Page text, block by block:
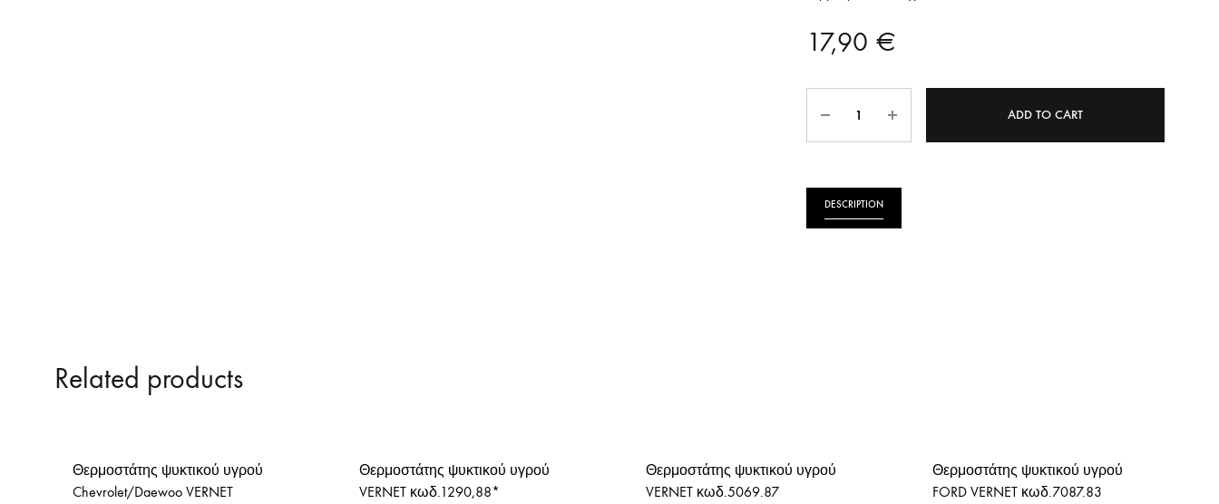
ΘΕΡΜΟΣΤΑΤΕΣ ME KABOYKI
17,90 €
ADD TO CART
DESCRIPTION
Related products
Θερμοστάτης ψυκτικού υγρού
Chevrolet/Daewoo VERNET
Θερμοστάτης ψυκτικού υγρού
VERNET κωδ.1290,88*
Θερμοστάτης ψυκτικού υγρού
VERNET κωδ.5069.87
Θερμοστάτης ψυκτικού υγρού
FORD VERNET κωδ.7087.83